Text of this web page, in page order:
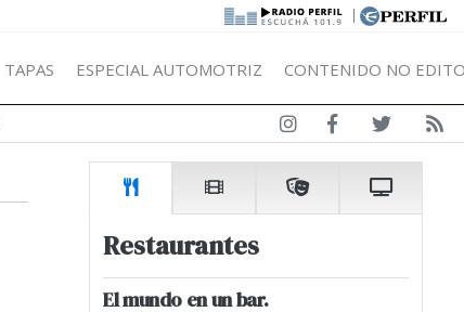
|
TAPAS ESPECIAL AUTOMOTRIZ CONTENIDO NO
Restaurantes
El mundo en un bar.